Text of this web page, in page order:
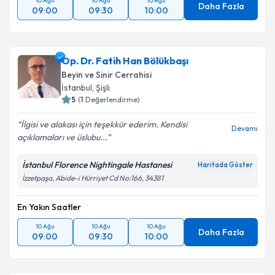
09:00 09:30 10:00 Daha Fazla
Op. Dr. Fatih Han Bölükbaşı
Beyin ve Sinir Cerrahisi
İstanbul, Şişli
5 (1 Değerlendirme)
İlgisi ve alakası için teşekkür ederim. Kendisi
açıklamaları ve üslubu...
Devamı
İstanbul Florence Nightingale Hastanesi Haritada Göster
İzzetpaşa, Abide-i Hürriyet Cd No:166, 34381
En Yakın Saatler
10 Ağu
09:00
10 Ağu
09:30
10 Ağu
10:00 Daha Fazla